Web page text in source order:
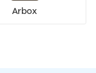
Arbox